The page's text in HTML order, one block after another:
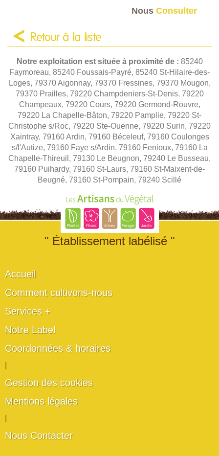
Nous Consulter
Retour à la liste
Notre exploitation est située à proximité de : 85240
Faymoreau, 85240 Foussais-Payré, 85240 St-Hilaire-des-
Loges, 79370 Aigonnay, 79370 Fressines, 79370 Mougon,
79370 Prailles, 79220 Champdeniers-St-Denis, 79220
Champeaux, 79220 Cours, 79220 Germond-Rouvre,
79220 La Chapelle-Bâton, 79220 Pamplie, 79220 St-
Christophe s/Roc, 79220 Ste-Ouenne, 79220 Surin, 79220
Xaintray, 79160 Ardin, 79160 Béceleuf, 79160 Coulonges
s/l'Autize, 79160 Faye s/Ardin, 79160 Fenioux, 79160 La
Chapelle-Thireuil, 79130 Le Beugnon, 79240 Le Busseau,
79160 Puihardy, 79160 St-Laurs, 79160 St-Maixent-de-
Beugné, 79160 St-Pompain, 79240 Scillé
" Établissement labélisé "
Accueil
Comment cultivons-nous
Services +
Notre Label
Coordonnées & horaires
Gestion des cookies
Mentions légales
Nous Contacter